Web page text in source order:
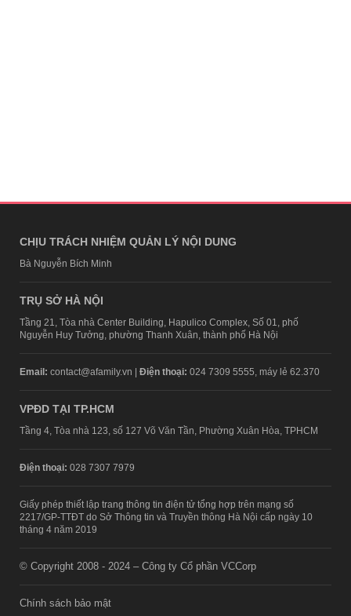
CHỊU TRÁCH NHIỆM QUẢN LÝ NỘI DUNG
Bà Nguyễn Bích Minh
TRỤ SỞ HÀ NỘI
Tầng 21, Tòa nhà Center Building, Hapulico Complex, Số 01, phố
Nguyễn Huy Tưởng, phường Thanh Xuân, thành phố Hà Nội
Email: contact@afamily.vn | Điện thoại: 024 7309 5555, máy lẻ 62.370
VPĐD TẠI TP.HCM
Tầng 4, Tòa nhà 123, số 127 Võ Văn Tần, Phường Xuân Hòa, TPHCM
Điện thoại: 028 7307 7979
Giấy phép thiết lập trang thông tin điện tử tổng hợp trên mạng số
2217/GP-TTĐT do Sở Thông tin và Truyền thông Hà Nội cấp ngày 10
tháng 4 năm 2019
© Copyright 2008 - 2024 – Công ty Cổ phần VCCorp
Chính sách bảo mật